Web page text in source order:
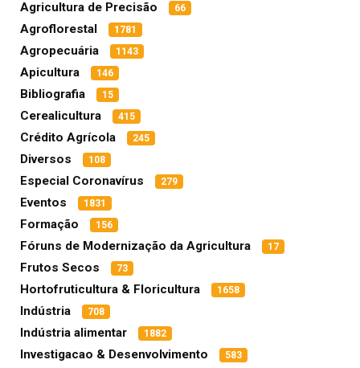
Agricultura de Precisão 66
Agroflorestal 1781
Agropecuária 1143
Apicultura 146
Bibliografia 15
Cerealicultura 415
Crédito Agrícola 245
Diversos 108
Especial Coronavírus 279
Eventos 1831
Formação 156
Fóruns de Modernização da Agricultura 17
Frutos Secos 73
Hortofruticultura & Floricultura 1658
Indústria 708
Indústria alimentar 1882
Investigacao & Desenvolvimento 583